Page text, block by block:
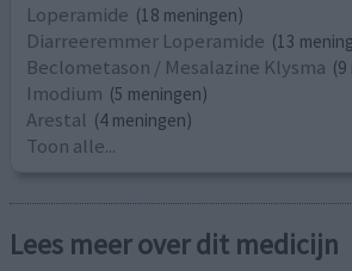
Loperamide (18 meningen)
Diarreeremmer Loperamide (13
Beclometason / Mesalazine Klysma
Imodium (5 meningen)
Arestal (4 meningen)
Toon alle...
Lees meer over dit medicijn